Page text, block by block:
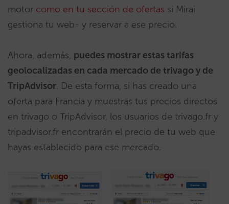
motor como en tu sección de ofertas si Mirai
gestiona tu web- y reservar a ese precio.
Ahora, además, puedes mostrar estas tarifas
geolocalizadas en cada mercado de trivago y de
TripAdvisor. De esta forma, si has creado una
oferta para Francia y muestras tus precios directos
en trivago o TripAdvisor, los usuarios de trivago.fr y
tripadvisor.fr encontrarán el precio de tu web que
hayas establecido para ese mercado.